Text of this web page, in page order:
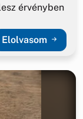
érvényben
Elolvasom